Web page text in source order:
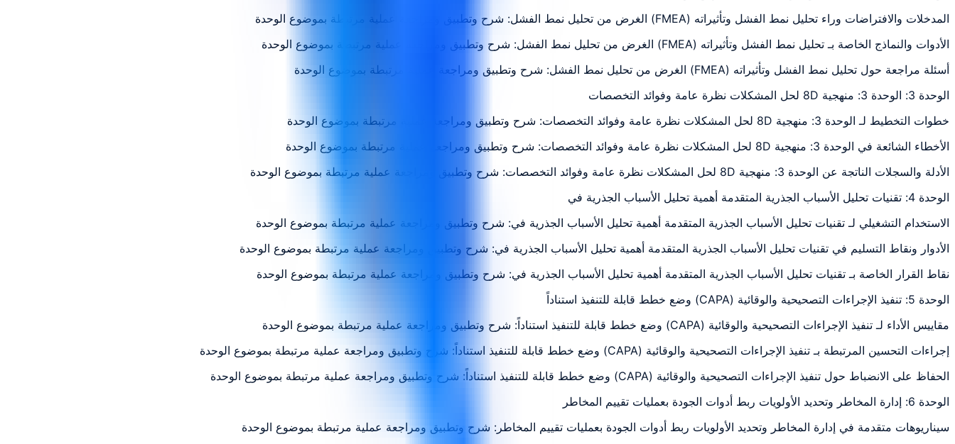
المدخلات والافتراضات وراء تحليل نمط الفشل وتأثيراته (FMEA) الغرض من تحليل نمط الفشل: شرح وتطبيق ومراجعة عملية مرتبطة بموضوع الوحدة
الأدوات والنماذج الخاصة بـ تحليل نمط الفشل وتأثيراته (FMEA) الغرض من تحليل نمط الفشل: شرح وتطبيق ومراجعة عملية مرتبطة بموضوع الوحدة
أسئلة مراجعة حول تحليل نمط الفشل وتأثيراته (FMEA) الغرض من تحليل نمط الفشل: شرح وتطبيق ومراجعة عملية مرتبطة بموضوع الوحدة
الوحدة 3: الوحدة 3: منهجية 8D لحل المشكلات نظرة عامة وفوائد التخصصات
خطوات التخطيط لـ الوحدة 3: منهجية 8D لحل المشكلات نظرة عامة وفوائد التخصصات: شرح وتطبيق ومراجعة عملية مرتبطة بموضوع الوحدة
الأخطاء الشائعة في الوحدة 3: منهجية 8D لحل المشكلات نظرة عامة وفوائد التخصصات: شرح وتطبيق ومراجعة عملية مرتبطة بموضوع الوحدة
الأدلة والسجلات الناتجة عن الوحدة 3: منهجية 8D لحل المشكلات نظرة عامة وفوائد التخصصات: شرح وتطبيق ومراجعة عملية مرتبطة بموضوع الوحدة
الوحدة 4: تقنيات تحليل الأسباب الجذرية المتقدمة أهمية تحليل الأسباب الجذرية في
الاستخدام التشغيلي لـ تقنيات تحليل الأسباب الجذرية المتقدمة أهمية تحليل الأسباب الجذرية في: شرح وتطبيق ومراجعة عملية مرتبطة بموضوع الوحدة
الأدوار ونقاط التسليم في تقنيات تحليل الأسباب الجذرية المتقدمة أهمية تحليل الأسباب الجذرية في: شرح وتطبيق ومراجعة عملية مرتبطة بموضوع الوحدة
نقاط القرار الخاصة بـ تقنيات تحليل الأسباب الجذرية المتقدمة أهمية تحليل الأسباب الجذرية في: شرح وتطبيق ومراجعة عملية مرتبطة بموضوع الوحدة
الوحدة 5: تنفيذ الإجراءات التصحيحية والوقائية (CAPA) وضع خطط قابلة للتنفيذ استناداً
مقاييس الأداء لـ تنفيذ الإجراءات التصحيحية والوقائية (CAPA) وضع خطط قابلة للتنفيذ استناداً: شرح وتطبيق ومراجعة عملية مرتبطة بموضوع الوحدة
إجراءات التحسين المرتبطة بـ تنفيذ الإجراءات التصحيحية والوقائية (CAPA) وضع خطط قابلة للتنفيذ استناداً: شرح وتطبيق ومراجعة عملية مرتبطة بموضوع الوحدة
الحفاظ على الانضباط حول تنفيذ الإجراءات التصحيحية والوقائية (CAPA) وضع خطط قابلة للتنفيذ استناداً: شرح وتطبيق ومراجعة عملية مرتبطة بموضوع الوحدة
الوحدة 6: إدارة المخاطر وتحديد الأولويات ربط أدوات الجودة بعمليات تقييم المخاطر
سيناريوهات متقدمة في إدارة المخاطر وتحديد الأولويات ربط أدوات الجودة بعمليات تقييم المخاطر: شرح وتطبيق ومراجعة عملية مرتبطة بموضوع الوحدة